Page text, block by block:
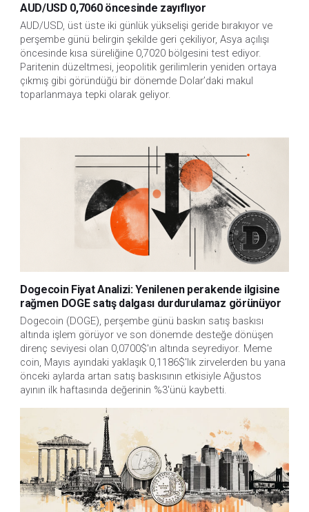
AUD/USD 0,7060 öncesinde zayıflıyor
AUD/USD, üst üste iki günlük yükselişi geride bırakıyor ve
perşembe günü belirgin şekilde geri çekiliyor, Asya açılışı
öncesinde kısa süreliğine 0,7020 bölgesini test ediyor.
Paritenin düzeltmesi, jeopolitik gerilimlerin yeniden ortaya
çıkmış gibi göründüğü bir dönemde Dolar’daki makul
toparlanmaya tepki olarak geliyor.
Dogecoin Fiyat Analizi: Yenilenen perakende ilgisine
rağmen DOGE satış dalgası durdurulamaz görünüyor
Dogecoin (DOGE), perşembe günü baskın satış baskısı
altında işlem görüyor ve son dönemde desteğe dönüşen
direnç seviyesi olan 0,0700$'ın altında seyrediyor. Meme
coin, Mayıs ayındaki yaklaşık 0,1186$'lık zirvelerden bu yana
önceki aylarda artan satış baskısının etkisiyle Ağustos
ayının ilk haftasında değerinin %3'ünü kaybetti.